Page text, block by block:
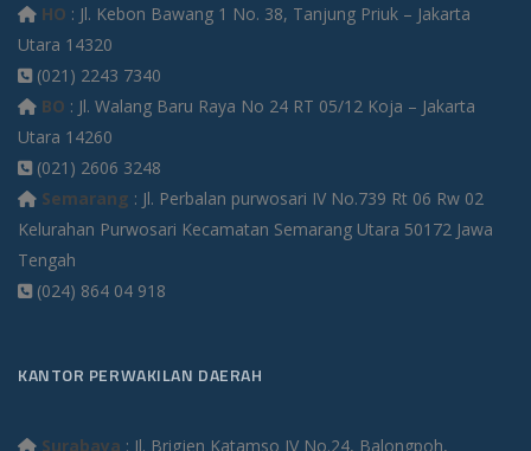
HO : Jl. Kebon Bawang 1 No. 38, Tanjung Priuk – Jakarta
Utara 14320
(021) 2243 7340
BO : Jl. Walang Baru Raya No 24 RT 05/12 Koja – Jakarta
Utara 14260
(021) 2606 3248
Semarang : Jl. Perbalan purwosari IV No.739 Rt 06 Rw 02
Kelurahan Purwosari Kecamatan Semarang Utara 50172 Jawa
Tengah
(024) 864 04 918
KANTOR PERWAKILAN DAERAH
Surabaya : Jl. Brigjen Katamso IV No.24, Balongpoh,